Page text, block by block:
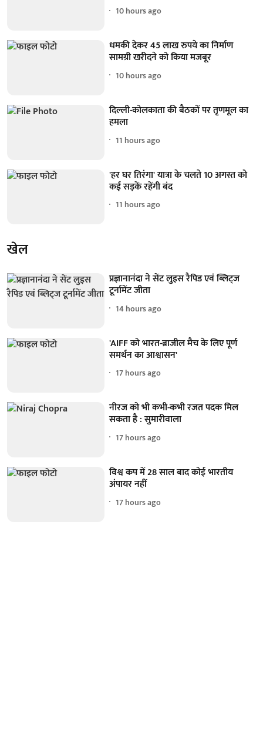
10 hours ago
धमकी देकर 45 लाख रुपये का निर्माण
सामग्री खरीदने को किया मजबूर
10 hours ago
दिल्ली-कोलकाता की बैठकों पर तृणमूल का
हमला
11 hours ago
'हर घर तिरंगा' यात्रा के चलते 10 अगस्त को
कई सड़कें रहेंगी बंद
11 hours ago
खेल
प्रज्ञानानंदा ने सेंट लुइस रैपिड एवं ब्लिट्ज
टूर्नामेंट जीता
14 hours ago
'AIFF को भारत-ब्राजील मैच के लिए पूर्ण
समर्थन का आश्वासन'
17 hours ago
नीरज को भी कभी-कभी रजत पदक मिल
सकता है : सुमारीवाला
17 hours ago
विश्व कप में 28 साल बाद कोई भारतीय
अंपायर नहीं
17 hours ago